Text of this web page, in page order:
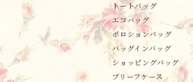
トートバッグ
エコバッグ
ポロションバッグ
バッグインバッグ
ショッピングバッグ
ブリーフケース